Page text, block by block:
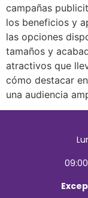
campañas
los beneficios y
las opciones
tamaños y
atractivos que
cómo destacar
una audiencia